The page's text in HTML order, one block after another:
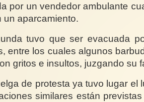
por un vendedor ambulante
un aparcamiento.
tuvo que ser evacuada
entre los cuales algunos
gritos e insultos, juzgando su
de protesta ya tuvo lugar el
similares están